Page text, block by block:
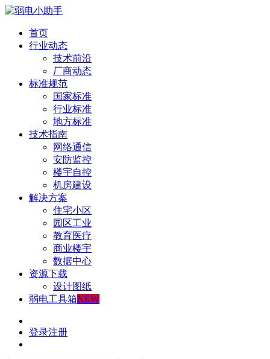
首页
行业动态
技术前沿
厂商动态
标准规范
国家标准
行业标准
地方标准
技术指南
网络通信
安防监控
楼宇自控
机房建设
解决方案
住宅小区
园区工业
教育医疗
商业楼宇
数据中心
资源下载
设计图纸
弱电工具箱NEW
登录注册